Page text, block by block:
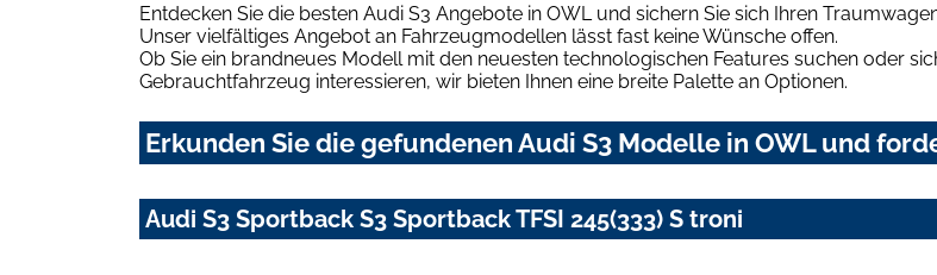
Entdecken Sie die besten Audi S3 Angebote in OWL und sichern Sie sich Ihren
Unser vielfältiges Angebot an Fahrzeugmodellen lässt fast keine Wünsche offen.
Ob Sie ein brandneues Modell mit den neuesten technologischen Features suchen oder
Gebrauchtfahrzeug interessieren, wir bieten Ihnen eine breite Palette an Optionen.
Erkunden Sie die gefundenen Audi S3 Modelle in OWL und
Audi S3 Sportback S3 Sportback TFSI 245(333) S troni